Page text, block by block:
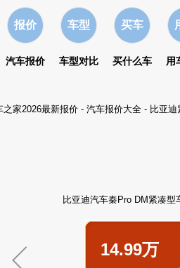
报价
汽车报价
车型
车型对比
买车
买什么车 用
之家2026最新报价 - 汽车报价大全 - 比亚
比亚迪汽车秦Pro DM紧凑
14.99万